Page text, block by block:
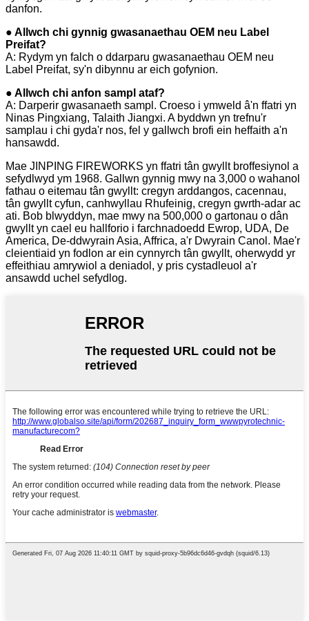
danfon.
● Allwch chi gynnig gwasanaethau OEM neu Label
Preifat?
A: Rydym yn falch o ddarparu gwasanaethau OEM neu
Label Preifat, sy'n dibynnu ar eich gofynion.
● Allwch chi anfon sampl ataf?
A: Darperir gwasanaeth sampl. Croeso i ymweld â'n ffatri yn
Ninas Pingxiang, Talaith Jiangxi. A byddwn yn trefnu'r
samplau i chi gyda'r nos, fel y gallwch brofi ein heffaith a'n
hansawdd.
Mae JINPING FIREWORKS yn ffatri tân gwyllt broffesiynol a
sefydlwyd ym 1968. Gallwn gynnig mwy na 3,000 o wahanol
fathau o eitemau tân gwyllt: cregyn arddangos, cacennau,
tân gwyllt cyfun, canhwyllau Rhufeinig, cregyn gwrth-adar ac
ati. Bob blwyddyn, mae mwy na 500,000 o gartonau o dân
gwyllt yn cael eu hallforio i farchnadoedd Ewrop, UDA, De
America, De-ddwyrain Asia, Affrica, a'r Dwyrain Canol. Mae'r
cleientiaid yn fodlon ar ein cynnyrch tân gwyllt, oherwydd yr
effeithiau amrywiol a deniadol, y pris cystadleuol a'r
ansawdd uchel sefydlog.